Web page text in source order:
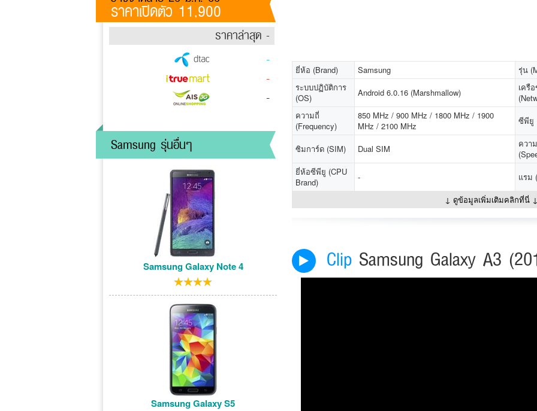
ยี่ห้อ (Brand) Samsung
รุ่น
ระบบปฏิบัติการ
(OS)
Android 6.0.16 (Marshmallow)
เครื
ความถี่
(Frequency)
850 MHz / 900 MHz / 1800 MHz / 1900
MHz / 2100 MHz
ซีพียู
ซิมการ์ด (SIM) Dual SIM
ควา
ยี่ห้อซีพียู (CPU
Brand)
-
แรม
↓ ดูข้อมูลเพิ่มเติมคลิกที่นี่
Clip Samsung Galaxy A3
ราคาเปิดตัว 11,900
ราคาล่าสุด -
-
-
-
Samsung รุ่นอื่นๆ
Samsung Galaxy Note 4
Samsung Galaxy S5